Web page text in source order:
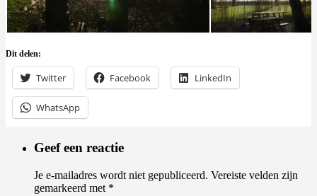
Dit delen:
Twitter Facebook LinkedIn
WhatsApp
Geef een reactie
Je e-mailadres wordt niet gepubliceerd. Vereiste velden zijn
gemarkeerd met *